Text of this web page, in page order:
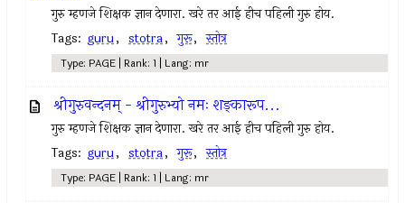
गुरु म्हणजे शिक्षक ज्ञान देणारा. खरे तर आई हीच पहिली गुरु होय.
Tags: guru, stotra, गुरू, स्तोत्र
Type: PAGE | Rank: 1 | Lang: mr
श्रीगुरुवन्दनम् - श्रीगुरुभ्यो नमः शङ्कारूप...
गुरु म्हणजे शिक्षक ज्ञान देणारा. खरे तर आई हीच पहिली गुरु होय.
Tags: guru, stotra, गुरू, स्तोत्र
Type: PAGE | Rank: 1 | Lang: mr